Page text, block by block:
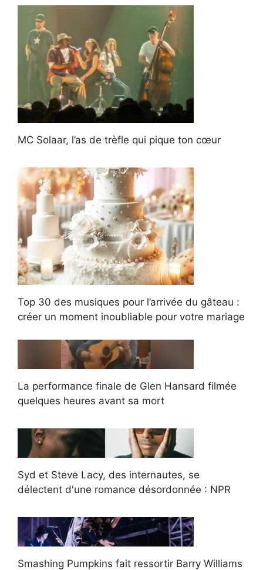
MC Solaar, l’as de trèfle qui pique ton cœur
Top 30 des musiques pour l’arrivée du gâteau :
créer un moment inoubliable pour votre mariage
La performance finale de Glen Hansard filmée
quelques heures avant sa mort
Syd et Steve Lacy, des internautes, se
délectent d'une romance désordonnée : NPR
Smashing Pumpkins fait ressortir Barry Williams